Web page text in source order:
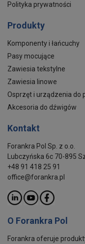
Polityka prywatności
Produkty
Komponenty i łańcuchy
Pasy mocujące
Zawiesia tekstylne
Zawiesia linowe
Osprzęt i urządzenia do
Akcesoria do dźwigów
Kontakt
Forankra Pol Sp. z o.o.
Lubczyńska 6c 70-895
+48 91 418 25 91
office@forankra.pl
O Forankra Pol
Forankra oferuje